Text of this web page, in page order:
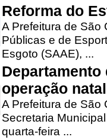
Reforma do
A Prefeitura de São
Públicas e de
Esgoto (SAAE), ...
operação
A Prefeitura de São
Secretaria
quarta-feira ...